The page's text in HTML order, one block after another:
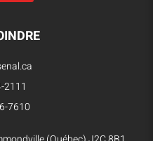
2111
7610